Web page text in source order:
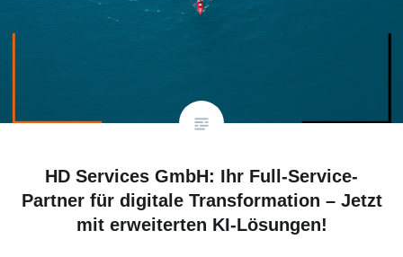
HD Services GmbH: Ihr Full-Service-
Partner für digitale Transformation – Jetzt
mit erweiterten KI-Lösungen!